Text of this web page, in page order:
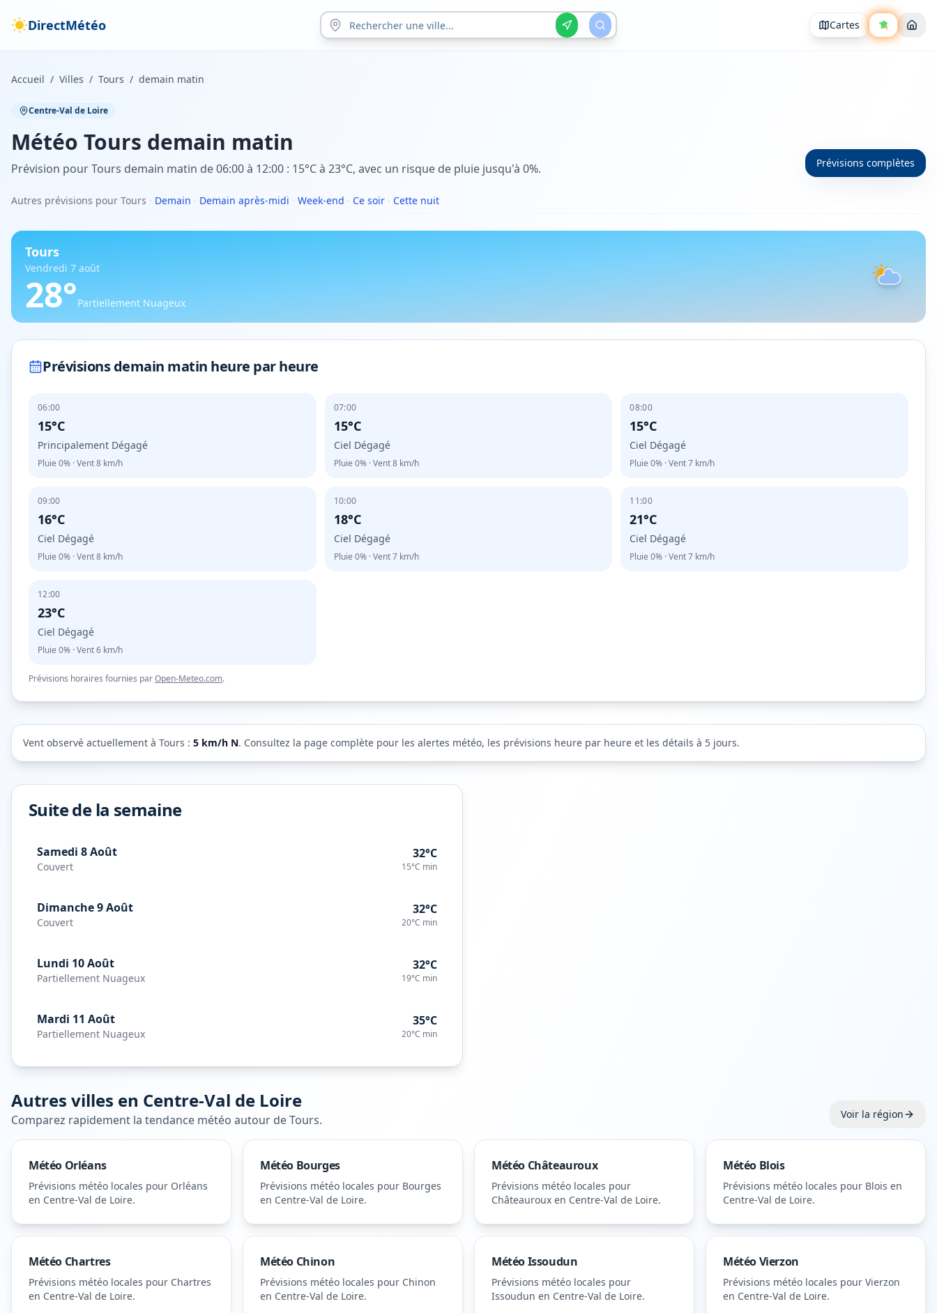
DirectMétéo Cartes
Accueil / Villes / Tours / demain matin
Centre-Val de Loire
Météo Tours demain matin
Prévision pour Tours demain matin de 06:00 à 12:00 : 15°C à 23°C, avec un risque de pluie jusqu'à 0%. Prévisions complètes
Autres prévisions pour Tours · Demain · Demain après-midi · Week-end · Ce soir · Cette nuit
Tours
Vendredi 7 août
28°Partiellement Nuageux
Prévisions demain matin heure par heure
06:00
15°C
Principalement Dégagé
Pluie 0% · Vent8 km/h
07:00
15°C
Ciel Dégagé
Pluie 0%· Vent8km/h
08:00
15°C
Ciel Dégagé
Pluie0% · Vent7 km/h
09:00
16°C
Ciel Dégagé
Pluie 0% · Vent8 km/h
10:00
18°C
Ciel Dégagé
Pluie 0%· Vent7km/h
11:00
21°C
Ciel Dégagé
Pluie0% · Vent7 km/h
12:00
23°C
Ciel Dégagé
Pluie 0% · Vent6 km/h
Prévisions horaires fournies parOpen-Meteo.com.
Vent observé actuellement à Tours : 5 km/h N. Consultez la page complète pour les alertes météo, les prévisions heure par heure et les détails à 5 jours.
Suite de la semaine
Samedi 8 Août
Couvert
32°C
15°C min
Dimanche 9 Août
Couvert
32°C
20°C min
Lundi 10 Août
Partiellement Nuageux
32°C
19°C min
Mardi 11 Août
Partiellement Nuageux
35°C
20°C min
Autres villes en Centre-Val de Loire
Comparez rapidement la tendance météo autour deTours. Voir la région
Météo Orléans
Prévisions météo locales pour Orléans
en Centre-Val de Loire.
Météo Bourges
Prévisions météo locales pour Bourges
en Centre-Val de Loire.
Météo Châteauroux
Prévisions météo locales pour
Châteauroux en Centre-Val de Loire.
Météo Blois
Prévisions météo locales pour Blois en
Centre-Val de Loire.
Météo Chartres
Prévisions météo locales pour Chartres
en Centre-Val de Loire.
Météo Chinon
Prévisions météo locales pour Chinon
en Centre-Val de Loire.
MétéoIssoudun
Prévisions météo locales pour
Issoudun en Centre-Val de Loire.
MétéoVierzon
Prévisions météo locales pour Vierzon
en Centre-Val de Loire.